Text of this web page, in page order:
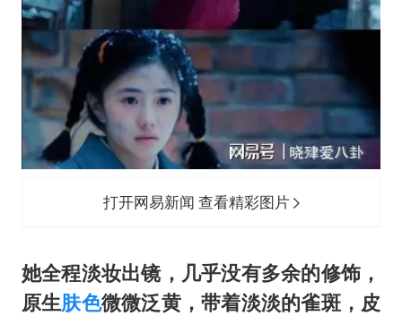
打开网易新闻 查看精彩图片
她全程淡妆出镜，几乎没有多余的修饰，
原生肤色微微泛黄，带着淡淡的雀斑，皮